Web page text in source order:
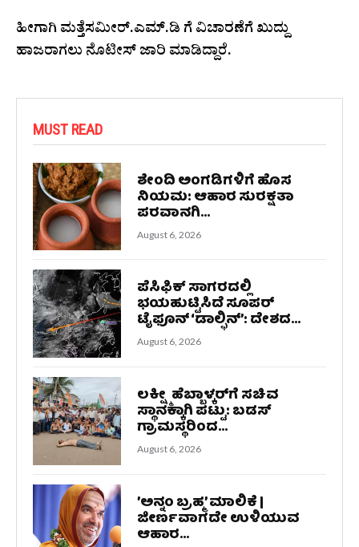
ಹೀಗಾಗಿ ಮತ್ತೆಸಮೀರ್.ಎಮ್.ಡಿ ಗೆ ವಿಚಾರಣೆಗೆ ಖುದ್ದು
ಹಾಜರಾಗಲು ನೊಟೀಸ್ ಜಾರಿ ಮಾಡಿದ್ದಾರೆ.
MUST READ
ಶೇಂದಿ ಅಂಗಡಿಗಳಿಗೆ ಹೊಸ
ನಿಯಮ: ಆಹಾರ ಸುರಕ್ಷತಾ
ಪರವಾನಗಿ...
August 6, 2026
ಪೆಸಿಫಿಕ್ ಸಾಗರದಲ್ಲಿ
ಭಯಹುಟ್ಟಿಸಿದೆ ಸೂಪರ್
ಟೈಫೂನ್ ‘ಡಾಲ್ಫಿನ್’: ದೇಶದ...
August 6, 2026
ಲಕ್ಷ್ಮೀ ಹೆಬ್ಬಾಳ್ಕರ್‌ಗೆ ಸಚಿವ
ಸ್ಥಾನಕ್ಕಾಗಿ ಪಟ್ಟು: ಬಡಸ್
ಗ್ರಾಮಸ್ಥರಿಂದ...
August 6, 2026
’ಅನ್ನಂ ಬ್ರಹ್ಮ’ ಮಾಲಿಕೆ |
ಜೀರ್ಣವಾಗದೇ ಉಳಿಯುವ
ಆಹಾರ...